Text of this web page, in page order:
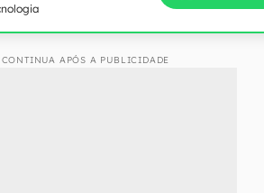
CONTINUA APÓS A PUBLICIDADE